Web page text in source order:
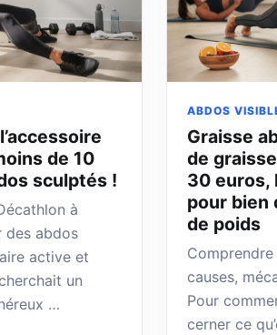
de 10
sculptés !
à
des abdos
active et
un
…
ABDOS
Graisse
de
30 euros,
pour bien
de poids
causes,
Pour
cerner ce